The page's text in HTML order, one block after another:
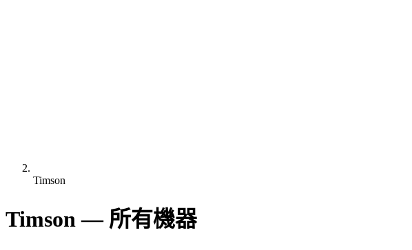
Timson
Timson — 所有機器